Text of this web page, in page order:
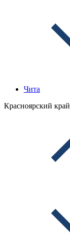
Чита
Красноярский край